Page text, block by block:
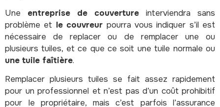
Une entreprise de couverture interviendra sans
problème et le couvreur pourra vous indiquer s’il est
nécessaire de replacer ou de remplacer une ou
plusieurs tuiles, et ce que ce soit une tuile normale ou
une tuile faîtière.
Remplacer plusieurs tuiles se fait assez rapidement
pour un professionnel et n’est pas d’un coût prohibitif
pour le propriétaire, mais c’est parfois l’assurance